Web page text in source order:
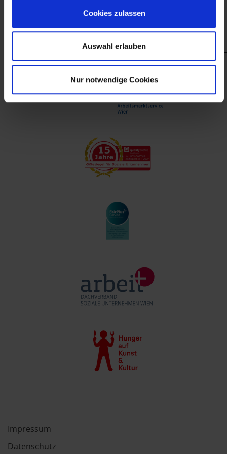
Cookies zulassen
Auswahl erlauben
Nur notwendige Cookies
finanzieller Unterstützung des Arbeitsmarktservice
Wien.
Impressum
Datenschutz